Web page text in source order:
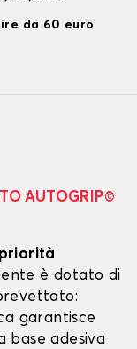
da 60 euro
AUTOGRIP©
è dotato di
garantisce
base adesiva